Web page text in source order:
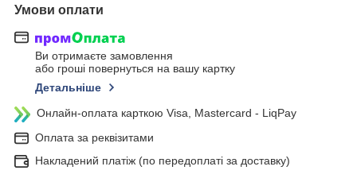
Умови оплати
Ви отримаєте замовлення
або гроші повернуться на вашу картку
Детальніше
Онлайн-оплата карткою Visa, Mastercard - LiqPay
Оплата за реквізитами
Накладений платіж (по передоплаті за доставку)